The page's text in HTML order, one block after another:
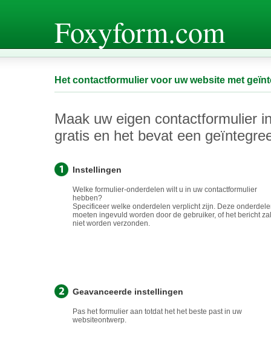
Foxyform.com
Het contactformulier voor uw website met
Maak uw eigen contactformulier
gratis en het bevat een
Instellingen
Welke formulier-onderdelen wilt u in uw contactformulier
hebben?
Specificeer welke onderdelen verplicht zijn. Deze
moeten ingevuld worden door de gebruiker, of het bericht zal
niet worden verzonden.
Geavanceerde instellingen
Pas het formulier aan totdat het het beste past in uw
websiteontwerp.